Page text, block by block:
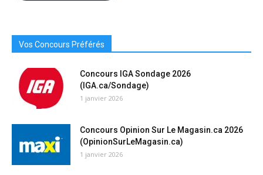
Vos Concours Préférés
Concours IGA Sondage 2026
(IGA.ca/Sondage)
1 janvier 2026
Concours Opinion Sur Le Magasin.ca 2026
(OpinionSurLeMagasin.ca)
1 janvier 2026